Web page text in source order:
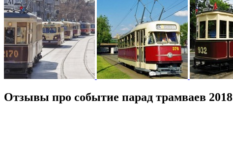
Отзывы про событие парад трамваев 2018